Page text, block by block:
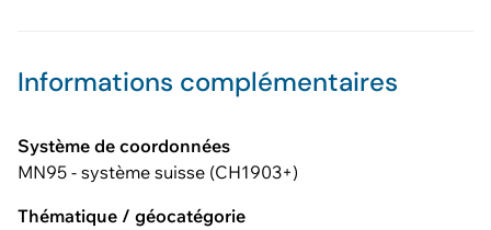
Informations complémentaires
Système de coordonnées
MN95 - système suisse (CH1903+)
Thématique / géocatégorie